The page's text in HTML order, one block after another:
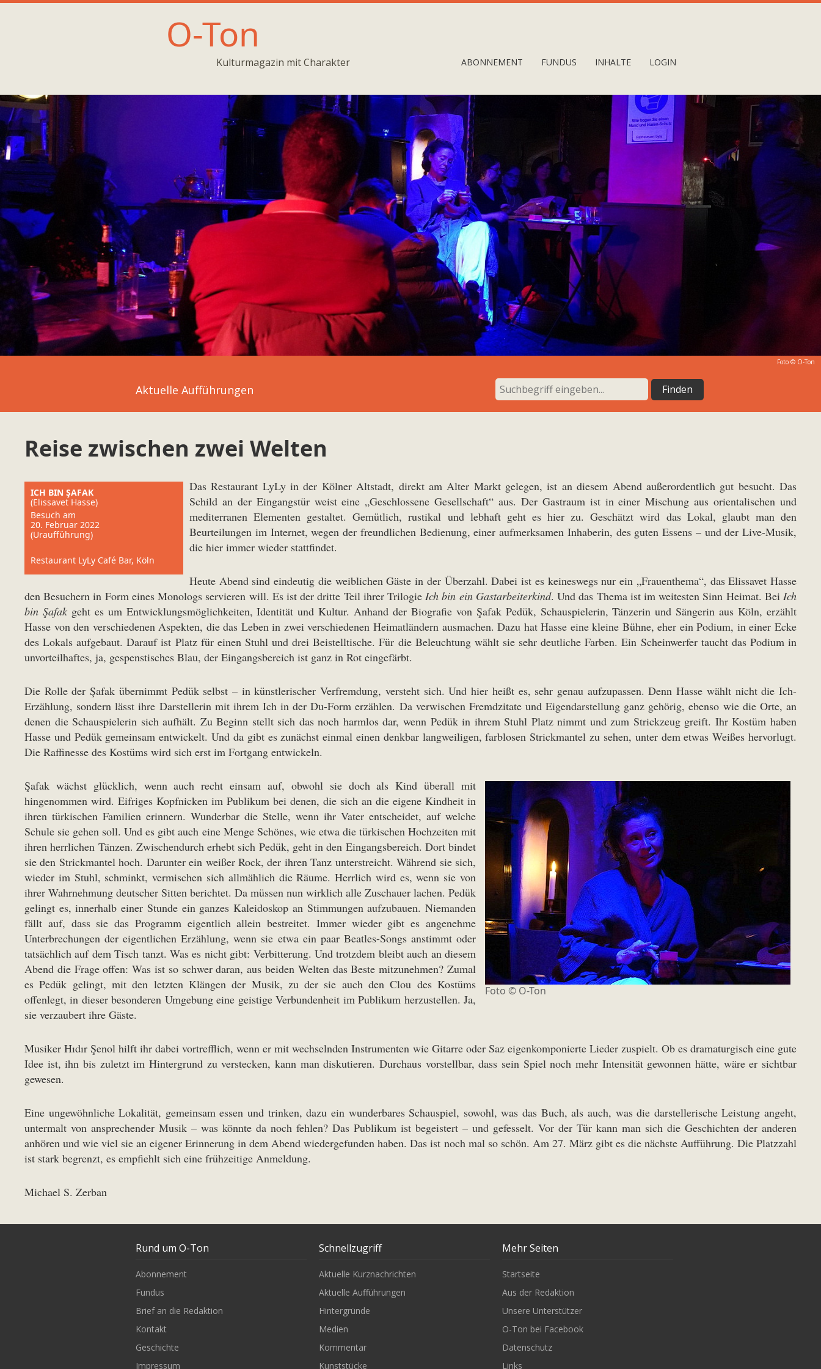
O-Ton
Kulturmagazin mit Charakter ABONNEMENT FUNDUS INHALTE LOGIN
Foto © O-Ton
Aktuelle Aufführungen
Reise zwischen zwei Welten
ICH BIN ŞAFAK
(Elissavet Hasse)
Besuch am
20. Februar 2022
(Uraufführung)
Restaurant LyLy Café Bar, Köln
Das Restaurant LyLy in der Kölner Altstadt, direkt am Alter Markt gelegen, ist an diesem Abend außerordentlich gut besucht. Das
Schild an der Eingangstür weist eine „Geschlossene Gesellschaft“ aus. Der Gastraum ist in einer Mischung aus orientalischen und
mediterranen Elementen gestaltet. Gemütlich, rustikal und lebhaft geht es hier zu. Geschätzt wird das Lokal, glaubt man den
Beurteilungen im Internet, wegen der freundlichen Bedienung, einer aufmerksamen Inhaberin, des guten Essens – und der Live-Musik,
die hier immer wieder stattfindet.
Heute Abend sind eindeutig die weiblichen Gäste in der Überzahl. Dabei ist es keineswegs nur ein „Frauenthema“, das Elissavet Hasse
den Besuchern in Form eines Monologs servieren will. Es ist der dritte Teil ihrer TrilogieIch bin ein Gastarbeiterkind. Und das Thema ist im weitesten Sinn Heimat. BeiIch
bin Şafakgeht es um Entwicklungsmöglichkeiten, Identität und Kultur. Anhand der Biografie von Şafak Pedük, Schauspielerin, Tänzerin und Sängerin aus Köln, erzählt
Hasse von den verschiedenen Aspekten, die das Leben in zwei verschiedenen Heimatländern ausmachen. Dazu hat Hasse eine kleine Bühne, eher ein Podium, in einer Ecke
des Lokals aufgebaut. Darauf ist Platz für einen Stuhl und drei Beistelltische. Für die Beleuchtung wählt sie sehr deutliche Farben. Ein Scheinwerfer taucht das Podium in
unvorteilhaftes, ja, gespenstisches Blau, der Eingangsbereich ist ganz in Rot eingefärbt.
Die Rolle der Şafak übernimmt Pedük selbst – in künstlerischer Verfremdung, versteht sich. Und hier heißt es, sehr genau aufzupassen. Denn Hasse wählt nicht die Ich-
Erzählung, sondern lässt ihre Darstellerin mit ihrem Ich in der Du-Form erzählen. Da verwischen Fremdzitate und Eigendarstellung ganz gehörig, ebenso wie die Orte, an
denen die Schauspielerin sich aufhält. Zu Beginn stellt sich das noch harmlos dar, wenn Pedük in ihrem Stuhl Platz nimmt und zum Strickzeug greift. Ihr Kostüm haben
Hasse und Pedük gemeinsam entwickelt. Und da gibt es zunächst einmal einen denkbar langweiligen, farblosen Strickmantel zu sehen, unter dem etwas Weißes hervorlugt.
Die Raffinesse des Kostüms wird sich erst im Fortgang entwickeln.
Foto © O-Ton
Şafak wächst glücklich, wenn auch recht einsam auf, obwohl sie doch als Kind überall mit
hingenommen wird. Eifriges Kopfnicken im Publikum bei denen, die sich an die eigene Kindheit in
ihren türkischen Familien erinnern. Wunderbar die Stelle, wenn ihr Vater entscheidet, auf welche
Schule sie gehen soll. Und es gibt auch eine Menge Schönes, wie etwa die türkischen Hochzeiten mit
ihren herrlichen Tänzen. Zwischendurch erhebt sich Pedük, geht in den Eingangsbereich. Dort bindet
sie den Strickmantel hoch. Darunter ein weißer Rock, der ihren Tanz unterstreicht. Während sie sich,
wieder im Stuhl, schminkt, vermischen sich allmählich die Räume. Herrlich wird es, wenn sie von
ihrer Wahrnehmung deutscher Sitten berichtet. Da müssen nun wirklich alle Zuschauer lachen. Pedük
gelingt es, innerhalb einer Stunde ein ganzes Kaleidoskop an Stimmungen aufzubauen. Niemanden
fällt auf, dass sie das Programm eigentlich allein bestreitet. Immer wieder gibt es angenehme
Unterbrechungen der eigentlichen Erzählung, wenn sie etwa ein paar Beatles-Songs anstimmt oder
tatsächlich auf dem Tisch tanzt. Was es nicht gibt: Verbitterung. Und trotzdem bleibt auch an diesem
Abend die Frage offen: Was ist so schwer daran, aus beiden Welten das Beste mitzunehmen? Zumal
es Pedük gelingt, mit den letzten Klängen der Musik, zu der sie auch den Clou des Kostüms
offenlegt, in dieser besonderen Umgebung eine geistige Verbundenheit im Publikum herzustellen. Ja,
sie verzaubert ihre Gäste.
Musiker Hıdır Şenol hilft ihr dabei vortrefflich, wenn er mit wechselnden Instrumenten wie Gitarre oder Saz eigenkomponierte Lieder zuspielt. Ob es dramaturgisch eine gute
Idee ist, ihn bis zuletzt im Hintergrund zu verstecken, kann man diskutieren. Durchaus vorstellbar, dass sein Spiel noch mehr Intensität gewonnen hätte, wäre er sichtbar
gewesen.
Eine ungewöhnliche Lokalität, gemeinsam essen und trinken, dazu ein wunderbares Schauspiel, sowohl, was das Buch, als auch, was die darstellerische Leistung angeht,
untermalt von ansprechender Musik – was könnte da noch fehlen? Das Publikum ist begeistert – und gefesselt. Vor der Tür kann man sich die Geschichten der anderen
anhören und wie viel sie an eigener Erinnerung in dem Abend wiedergefunden haben. Das ist noch mal so schön. Am 27. März gibt es die nächste Aufführung. Die Platzzahl
ist stark begrenzt, es empfiehlt sich eine frühzeitige Anmeldung.
Michael S. Zerban
Rund um O-Ton
Abonnement
Fundus
Brief an die Redaktion
Kontakt
Geschichte
Impressum
Schnellzugriff
Aktuelle Kurznachrichten
Aktuelle Aufführungen
Hintergründe
Medien
Kommentar
Kunststücke
Mehr Seiten
Startseite
Aus der Redaktion
Unsere Unterstützer
O-Ton bei Facebook
Datenschutz
Links